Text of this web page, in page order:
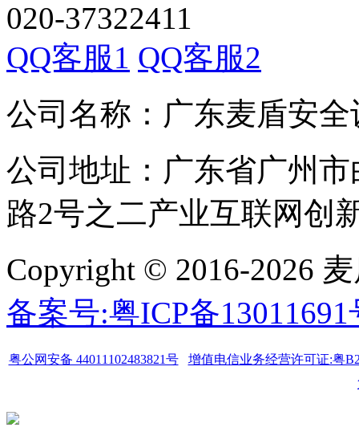
020-37322411
QQ客服1 QQ客服2
公司名称：广东麦盾安
公司地址：广东省广州
路2号之二产业互联网创
Copyright © 2016-2026
备案号:粤ICP备13011691
粤公网安备 44011102483821号
增值电信业务经营许可证:粤